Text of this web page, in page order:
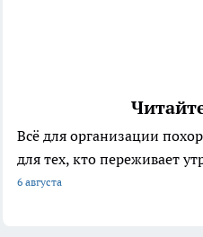
Всё для организации
для тех, кто переживает
6 августа